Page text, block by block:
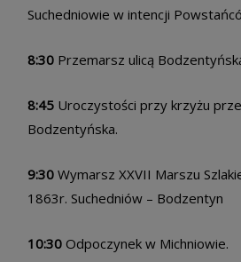
Suchedniowie w intencji
8:30 Przemarsz ulicą
8:45 Uroczystości przy krzyżu
Bodzentyńska.
9:30 Wymarsz XXVII Marszu
1863r. Suchedniów – Bodzentyn
10:30 Odpoczynek w Michniowie.